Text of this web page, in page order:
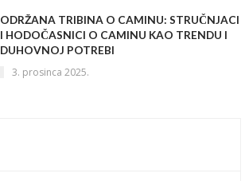
ODRŽANA TRIBINA O CAMINU: STRUČNJACI
I HODOČASNICI O CAMINU KAO TRENDU I
DUHOVNOJ POTREBI
3. prosinca 2025.